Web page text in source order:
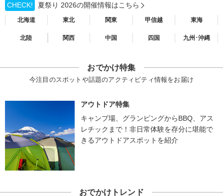
CHECK! 夏祭り 2026の開催情報はこちら
北海道 東北 関東 甲信越 東海
北陸 関西 中国 四国 九州･沖縄
おでかけ特集
今注目のスポットや話題のアクティビティ情報をお届け
アウトドア特集
キャンプ場、グランピングからBBQ、アス
レチックまで！非日常体験を存分に堪能で
きるアウトドアスポットを紹介
おでかけトレンド